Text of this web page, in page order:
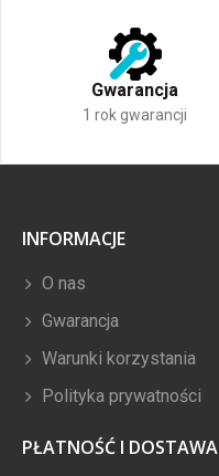
Gwarancja
1 rok gwarancji
INFORMACJE
O nas
Gwarancja
Warunki korzystania
Polityka prywatności
PŁATNOŚĆ I DOSTAWA